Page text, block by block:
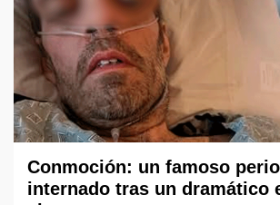
Conmoción: un famoso
internado tras un dramático